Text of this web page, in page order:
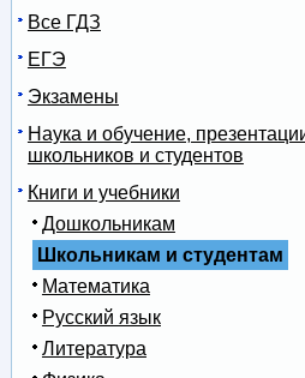
Все ГДЗ
ЕГЭ
Экзамены
Наука и обучение,
школьников и студентов
Книги и учебники
Дошкольникам
Школьникам и студентам
Математика
Русский язык
Литература